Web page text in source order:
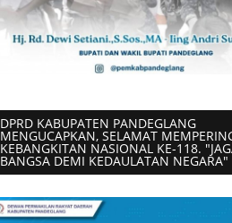
DPRD KABUPATEN PANDEGLANG
MENGUCAPKAN, SELAMAT
KEBANGKITAN NASIONAL KE-118.
BANGSA DEMI KEDAULATAN NEGARA"